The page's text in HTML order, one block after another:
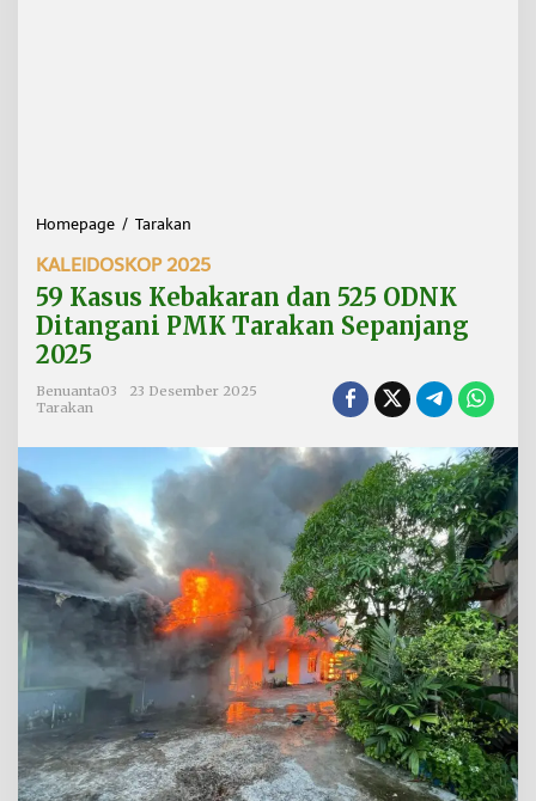
Homepage / Tarakan
K
a
s
u
e
a
d
a
n
5
2
5
O
N
K
D
KALEIDOSKOP 2025
59 Kasus Kebakaran dan 525 ODNK
Ditangani PMK Tarakan Sepanjang
2025
Benuanta03
23 Desember 2025
Tarakan